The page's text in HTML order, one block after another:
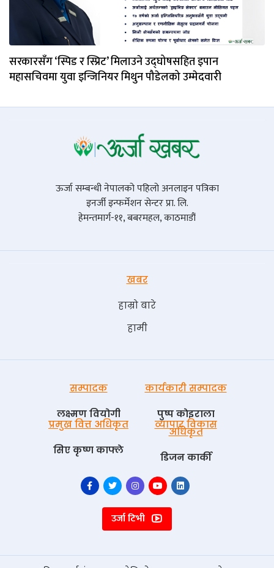
सरकारसँग ‘स्पिड र स्प्रिट’ मिलाउने उद्घोषसहित इपान
महासचिवमा युवा इन्जिनियर मिथुन पौडेलको उम्मेदवारी
ऊर्जा सम्बन्धी नेपालको पहिलो अनलाइन पत्रिका
इनर्जी इन्फर्मेशन सेन्टर प्रा. लि.
हेमन्तमार्ग-११, बबरमहल, काठमाडौं
खबर
हाम्रो बारे
हामी
सम्पादक
लक्ष्मण वियोगी
कार्यकारी सम्पादक
पुष्प काेइराला
प्रमुख वित्त अधिकृत
सिए कृष्ण काफ्ले
व्यापार विकास
अधिकृत
डिजन कार्की
उर्जा टिभी